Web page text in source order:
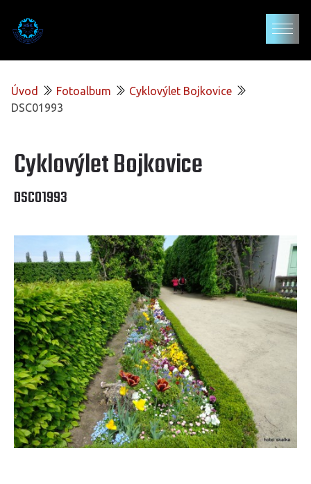
Úvod Fotoalbum
Cyklovýlet Bojkovice
DSC01993
Cyklovýlet Bojkovice
DSC01993